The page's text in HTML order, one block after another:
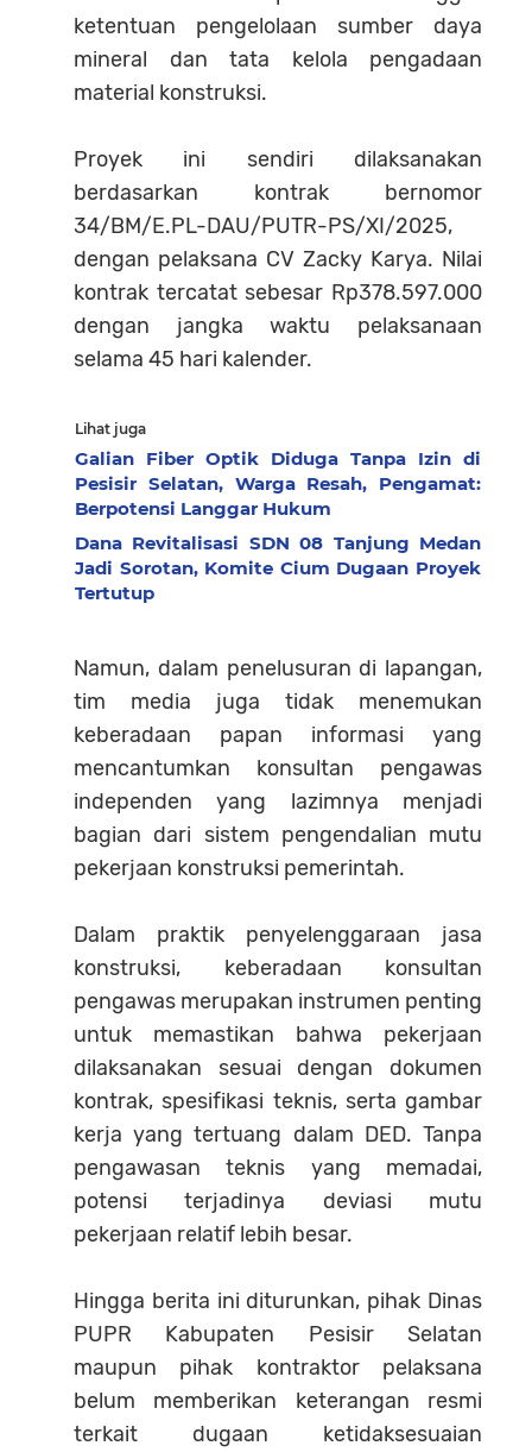
ketentuan pengelolaan sumber daya
mineral dan tata kelola pengadaan
material konstruksi.
Proyek ini sendiri dilaksanakan
berdasarkan kontrak bernomor
34/BM/E.PL-DAU/PUTR-PS/XI/2025,
dengan pelaksana CV Zacky Karya. Nilai
kontrak tercatat sebesar Rp378.597.000
dengan jangka waktu pelaksanaan
selama 45 hari kalender.
Lihat juga
Galian Fiber Optik Diduga Tanpa Izin di
Pesisir Selatan, Warga Resah, Pengamat:
Berpotensi Langgar Hukum
Dana Revitalisasi SDN 08 Tanjung Medan
Jadi Sorotan, Komite Cium Dugaan Proyek
Tertutup
Namun, dalam penelusuran di lapangan,
tim media juga tidak menemukan
keberadaan papan informasi yang
mencantumkan konsultan pengawas
independen yang lazimnya menjadi
bagian dari sistem pengendalian mutu
pekerjaan konstruksi pemerintah.
Dalam praktik penyelenggaraan jasa
konstruksi, keberadaan konsultan
pengawas merupakan instrumen penting
untuk memastikan bahwa pekerjaan
dilaksanakan sesuai dengan dokumen
kontrak, spesifikasi teknis, serta gambar
kerja yang tertuang dalam DED. Tanpa
pengawasan teknis yang memadai,
potensi terjadinya deviasi mutu
pekerjaan relatif lebih besar.
Hingga berita ini diturunkan, pihak Dinas
PUPR Kabupaten Pesisir Selatan
maupun pihak kontraktor pelaksana
belum memberikan keterangan resmi
terkait dugaan ketidaksesuaian